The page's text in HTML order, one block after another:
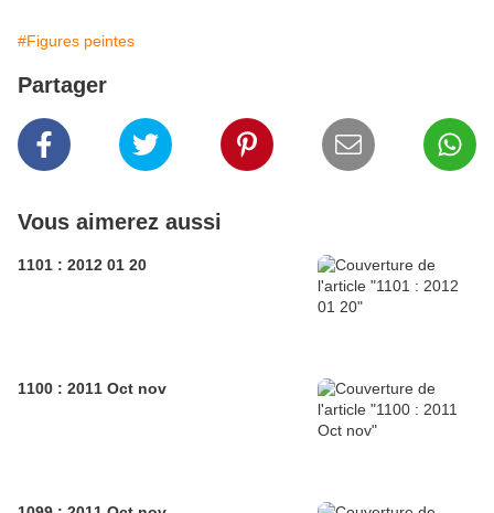
#Figures peintes
Partager
Vous aimerez aussi
1101 : 2012 01 20
1100 : 2011 Oct nov